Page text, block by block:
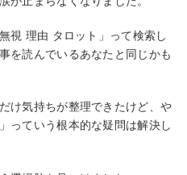
視 理由 タロット」って検索し
を読んでいるあなたと同じかも
け気持ちが整理できたけど、や
っていう根本的な疑問は解決し